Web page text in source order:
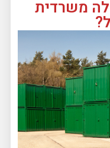
משרדית